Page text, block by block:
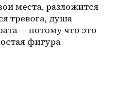
места, разложится
тревога, душа
— потому что это
фигура